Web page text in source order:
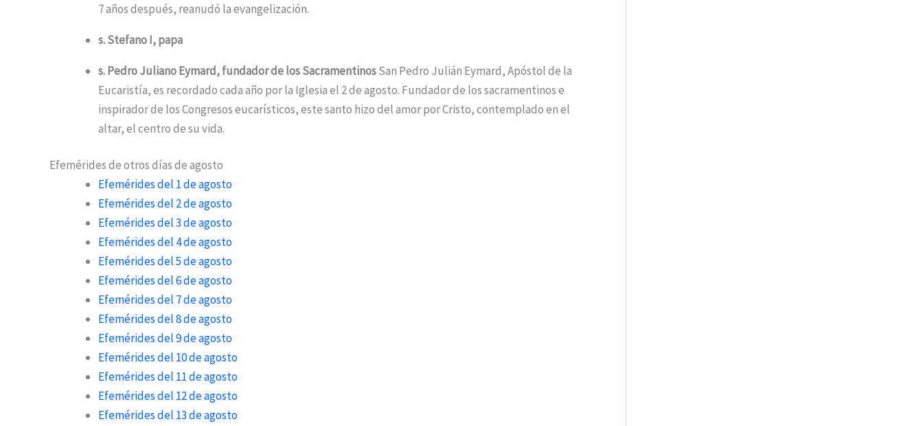
7 años después, reanudó la evangelización.
s. Stefano I, papa
s. Pedro Juliano Eymard, fundador de los SacramentinosSan Pedro Julián Eymard, Apóstol de la
Eucaristía, es recordado cada año por la Iglesia el 2 de agosto. Fundador de los sacramentinos e
inspirador de los Congresos eucarísticos, este santo hizo del amor por Cristo, contemplado en el
altar, el centro de su vida.
Efemérides de otros días de agosto
Efemérides del 1 de agosto
Efemérides del 2 de agosto
Efemérides del 3 de agosto
Efemérides del 4 de agosto
Efemérides del 5 de agosto
Efemérides del 6 de agosto
Efemérides del 7 de agosto
Efemérides del 8 de agosto
Efemérides del 9 de agosto
Efemérides del 10 de agosto
Efemérides del 11 de agosto
Efemérides del 12 de agosto
Efemérides del 13 de agosto